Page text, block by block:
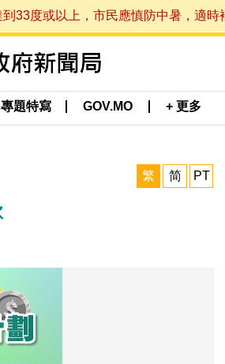
33度或以上，市民應慎防中暑，適
專題特寫 GOV.MO + 更多
繁 简 PT